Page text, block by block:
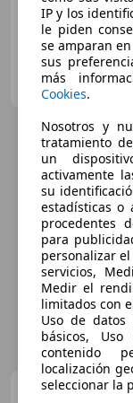
BMW BERNESGA
ES-24010 SAN
IP y los
le piden
se amparan
sus
más
Cookies.
Nosotros y
tratamiento
un
activamente
su
estadísticas o
procedentes
para
personalizar
servicios,
Medir el
limitados con
Uso de datos
básicos,
contenido
localización
seleccionar la